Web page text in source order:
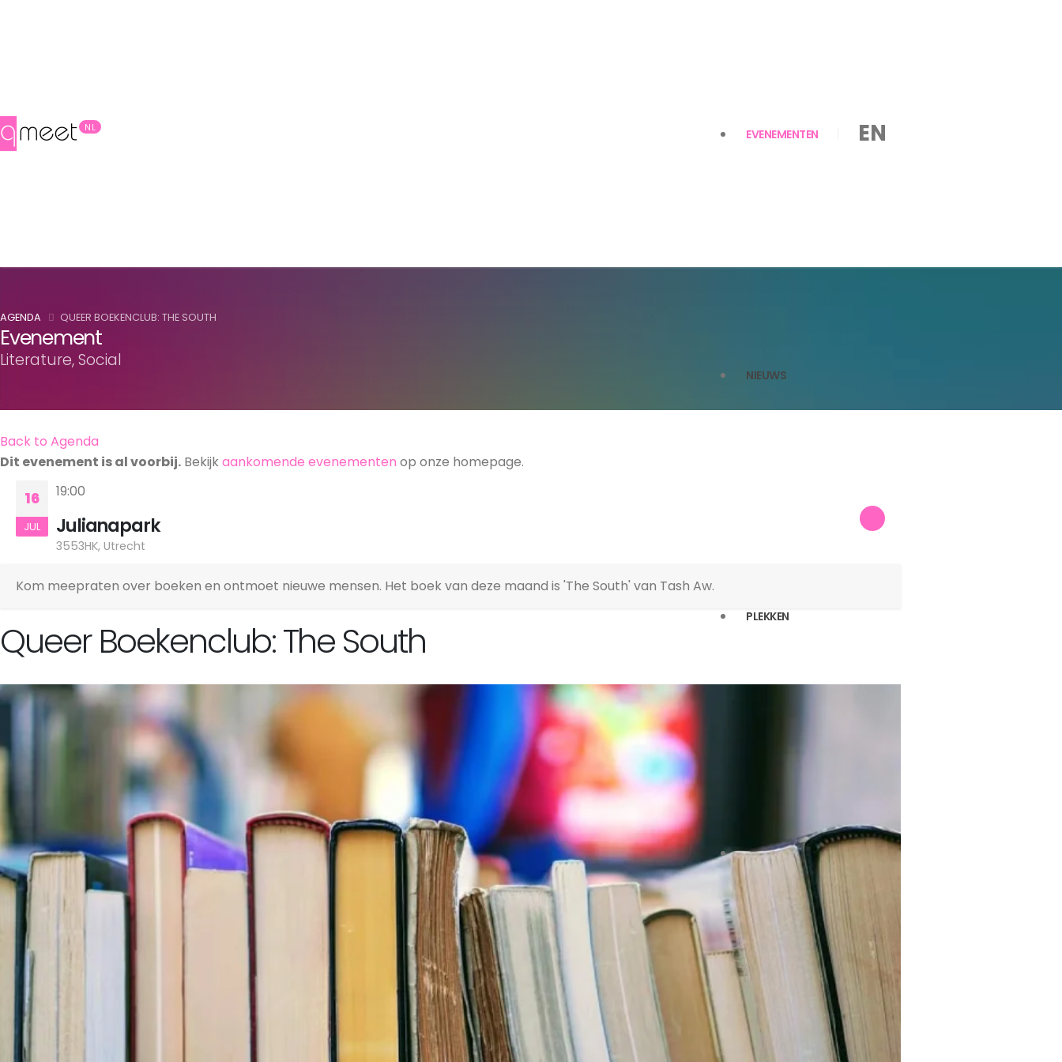
NL EVENEMENTEN
NIEUWS
PLEKKEN
EN
AGENDA QUEER BOEKENCLUB: THE SOUTH
Evenement
Literature, Social
Back to Agenda
Dit evenement is al voorbij. Bekijkaankomende evenementen op onze homepage.
16
JUL
19:00
Julianapark
3553HK, Utrecht
Kom meepraten over boeken en ontmoet nieuwe mensen. Het boek van deze maand is 'The South' van Tash Aw.
Queer Boekenclub: The South